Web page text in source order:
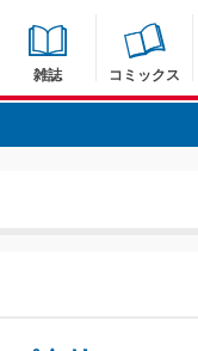
雑誌 コミックス